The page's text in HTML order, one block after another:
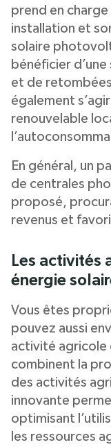
prend en
installation et
solaire
bénéficier
et de
également
renouvelable
En général, un
de centrales
proposé,
revenus et
Les activités
énergie
Vous êtes
pouvez aussi
activité agricole
combinent la
des activités
innovante
optimisant
les ressources